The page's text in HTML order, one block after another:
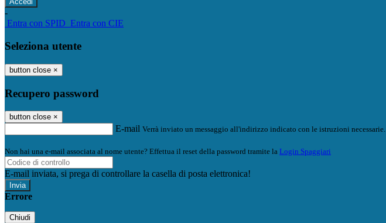
-
Entra con SPID Entra con CIE
Seleziona utente
button close ×
Recupero password
button close ×
E-mail Verrà inviato un messaggio all'indirizzo indicato con le istruzioni necessarie.
Non hai una e-mail associata al nome utente? Effettua il reset della password tramite la Login Spaggiari
E-mail inviata, si prega di controllare la casella di posta elettronica!
Errore
Chiudi